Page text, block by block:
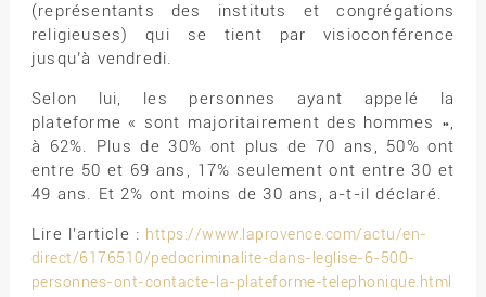
(représentants des instituts et congrégations
religieuses) qui se tient par visioconférence
jusqu’à vendredi.
Selon lui, les personnes ayant appelé la
plateforme « sont majoritairement des hommes »,
à 62%. Plus de 30% ont plus de 70 ans, 50% ont
entre 50 et 69 ans, 17% seulement ont entre 30 et
49 ans. Et 2% ont moins de 30 ans, a-t-il déclaré.
Lire l’article : https://www.laprovence.com/actu/en-
direct/6176510/pedocriminalite-dans-leglise-6-500-
personnes-ont-contacte-la-plateforme-telephonique.html